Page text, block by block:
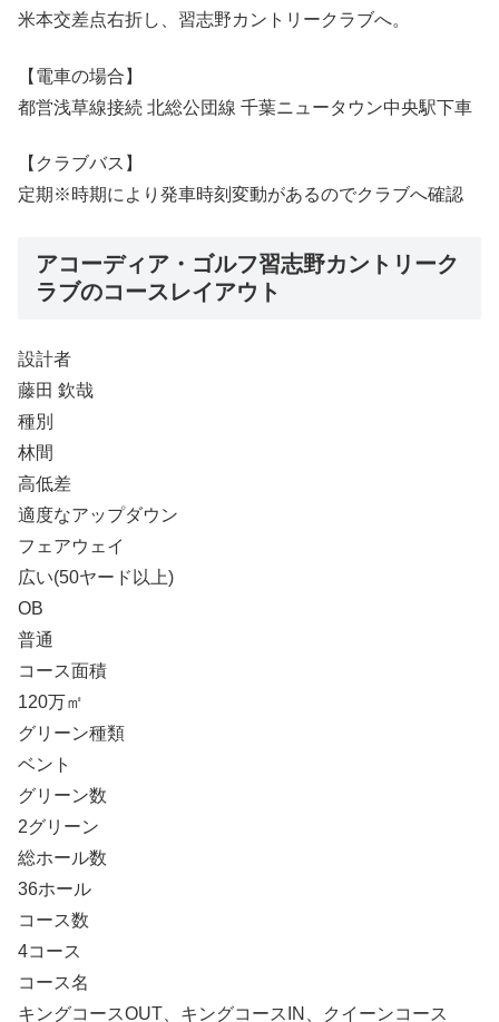
米本交差点右折し、習志野カントリークラブへ。
【電車の場合】
都営浅草線接続 北総公団線 千葉ニュータウン中央駅下車
【クラブバス】
定期※時期により発車時刻変動があるのでクラブへ確認
アコーディア・ゴルフ習志野カントリーク
ラブのコースレイアウト
設計者
藤田 欽哉
種別
林間
高低差
適度なアップダウン
フェアウェイ
広い(50ヤード以上)
OB
普通
コース面積
120万㎡
グリーン種類
ベント
グリーン数
2グリーン
総ホール数
36ホール
コース数
4コース
コース名
キングコースOUT、キングコースIN、クイーンコース